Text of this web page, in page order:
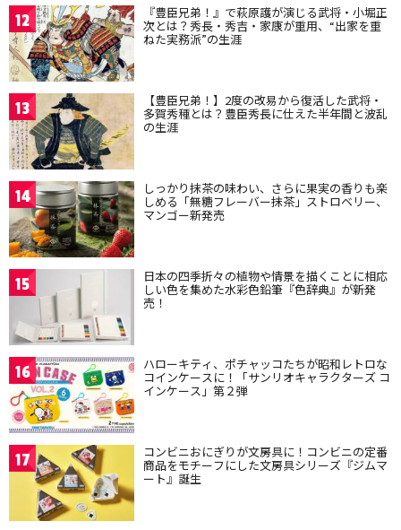
12 『豊臣兄弟！』で萩原護が演じる武将・小堀正
次とは？秀長・秀吉・家康が重用、“出家を重
ねた実務派”の生涯
13 【豊臣兄弟！】2度の改易から復活した武将・
多賀秀種とは？豊臣秀長に仕えた半年間と波乱
の生涯
14 しっかり抹茶の味わい、さらに果実の香りも楽
しめる「無糖フレーバー抹茶」ストロベリー、
マンゴー新発売
15 日本の四季折々の植物や情景を描くことに相応
しい色を集めた水彩色鉛筆『色辞典』が新発
売！
16 ハローキティ、ポチャッコたちが昭和レトロな
コインケースに！「サンリオキャラクターズ コ
インケース」第２弾
17 コンビニおにぎりが文房具に！コンビニの定番
商品をモチーフにした文房具シリーズ『ジムマ
ート』誕生